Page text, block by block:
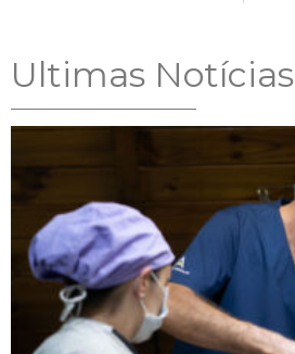
Ultimas Notícias